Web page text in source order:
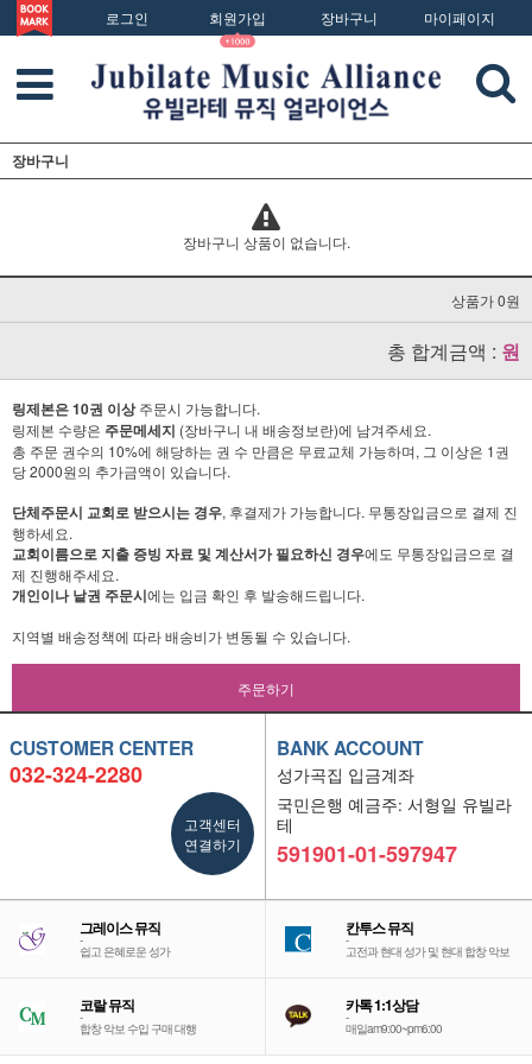
로그인 회원가입 장바구니 마이페이지
장바구니
장바구니 상품이 없습니다.
상품가 0원
총 합계금액 : 원
링제본은 10권 이상주문시 가능합니다.
링제본 수량은 주문메세지 (장바구니 내 배송정보란)에 남겨주세요.
총 주문 권수의 10%에 해당하는 권 수 만큼은 무료교체 가능하며, 그 이상은 1권
당 2000원의 추가금액이 있습니다.
단체주문시 교회로 받으시는 경우, 후결제가 가능합니다. 무통장입금으로 결제 진
행하세요.
교회이름으로 지출 증빙 자료 및 계산서가 필요하신 경우에도 무통장입금으로 결
제 진행해주세요.
개인이나 낱권 주문시에는 입금 확인 후 발송해드립니다.
지역별 배송정책에 따라 배송비가 변동될 수 있습니다.
주문하기
CUSTOMER CENTER
032-324-2280
고객센터
연결하기
BANK ACCOUNT
성가곡집 입금계좌
국민은행 예금주: 서형일 유빌라
테
591901-01-597947
그레이스 뮤직
-
쉽고 은혜로운 성가
칸투스 뮤직
-
고전과 현대 성가 및 현대 합창 악보
코랄 뮤직
-
합창 악보 수입 구매 대행
카톡 1:1상담
-
매일am9:00~pm6:00